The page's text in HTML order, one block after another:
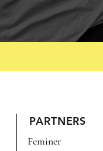
PARTNERS
Feminer